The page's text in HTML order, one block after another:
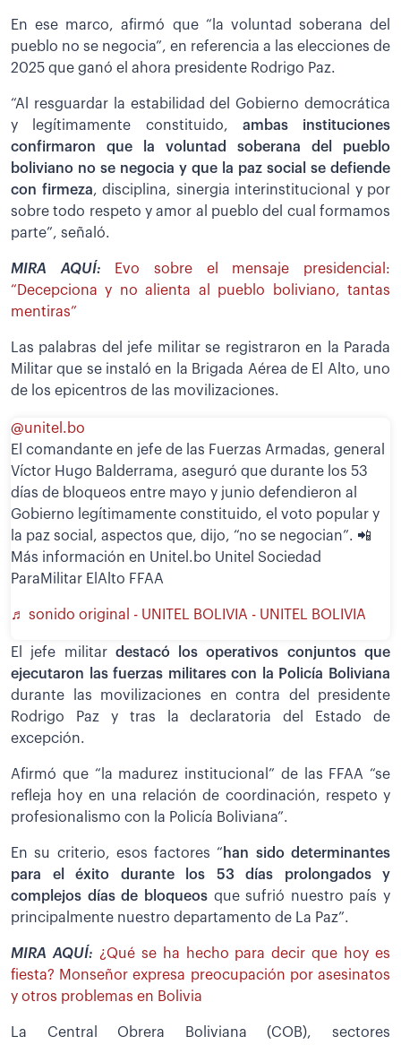
En ese marco, afirmó que “la voluntad soberana del
pueblo no se negocia”, en referencia a las elecciones de
2025 que ganó el ahora presidente Rodrigo Paz.
“Al resguardar la estabilidad del Gobierno democrática
y legítimamente constituido, ambas instituciones
confirmaron que la voluntad soberana del pueblo
boliviano no se negocia y que la paz social se defiende
con firmeza, disciplina, sinergia interinstitucional y por
sobre todo respeto y amor al pueblo del cual formamos
parte”, señaló.
MIRA AQUÍ:
Evo sobre el mensaje presidencial:
“Decepciona y no alienta al pueblo boliviano, tantas
mentiras”
Las palabras del jefe militar se registraron en la Parada
Militar que se instaló en la Brigada Aérea de El Alto, uno
de los epicentros de las movilizaciones.
@unitel.bo
El comandante en jefe de las Fuerzas Armadas, general
Víctor Hugo Balderrama, aseguró que durante los 53
días de bloqueos entre mayo y junio defendieron al
Gobierno legítimamente constituido, el voto popular y
la paz social, aspectos que, dijo, “no se negocian”. 📲
Más información en Unitel.bo Unitel Sociedad
ParaMilitar ElAlto FFAA
♬ sonido original - UNITEL BOLIVIA - UNITEL BOLIVIA
El jefe militar destacó los operativos conjuntos que
ejecutaron las fuerzas militares con la Policía Boliviana
durante las movilizaciones en contra del presidente
Rodrigo Paz y tras la declaratoria del Estado de
excepción.
Afirmó que “la madurez institucional” de las FFAA “se
refleja hoy en una relación de coordinación, respeto y
profesionalismo con la Policía Boliviana”.
En su criterio, esos factores “ han sido determinantes
para el éxito durante los 53 días prolongados y
complejos días de bloqueos que sufrió nuestro país y
principalmente nuestro departamento de La Paz”.
MIRA AQUÍ: ¿Qué se ha hecho para decir que hoy es
fiesta? Monseñor expresa preocupación por asesinatos
y otros problemas en Bolivia
La Central Obrera Boliviana (COB), sectores